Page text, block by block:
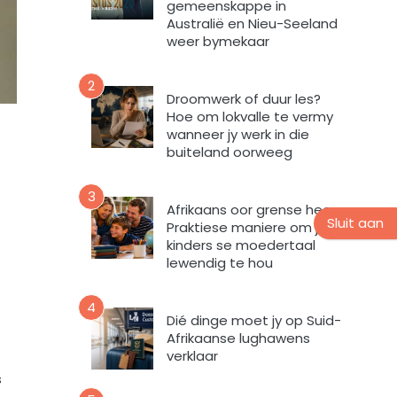
b
e
f
i
e
v
u
e
m
e
k
a
a
r
t
o
e
gemeenskappe in
Australië en Nieu-Seeland
weer bymekaar
2
Droomwerk of duur les?
Hoe om lokvalle te vermy
wanneer jy werk in die
buiteland oorweeg
3
Afrikaans oor grense heen:
Praktiese maniere om jou
kinders se moedertaal
lewendig te hou
4
Dié dinge moet jy op Suid-
Afrikaanse lughawens
verklaar
Sluit aan